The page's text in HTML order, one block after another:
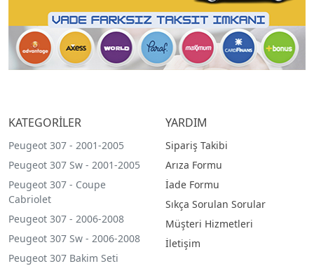
KATEGORİLER
Peugeot 307 - 2001-2005
Peugeot 307 Sw - 2001-2005
Peugeot 307 - Coupe
Cabriolet
Peugeot 307 - 2006-2008
Peugeot 307 Sw - 2006-2008
Peugeot 307 Bakim Seti
YARDIM
Sipariş Takibi
Arıza Formu
İade Formu
Sıkça Sorulan Sorular
Müşteri Hizmetleri
İletişim